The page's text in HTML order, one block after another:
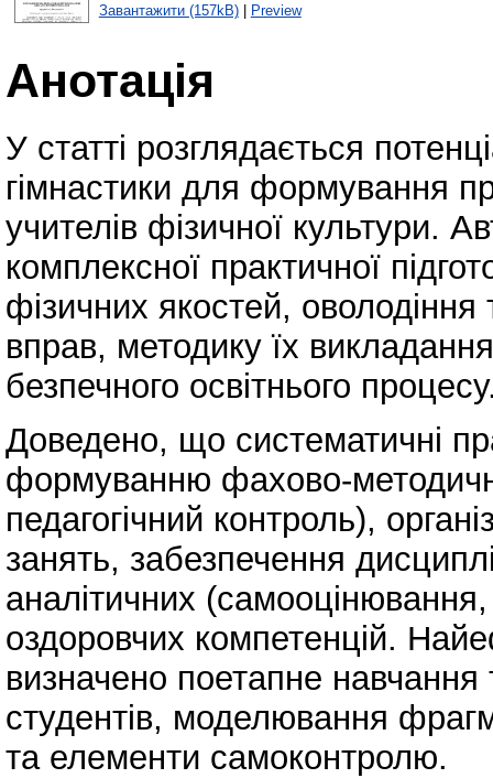
Завантажити (157kB)| Preview
Анотація
У статті розглядається
гімнастики для формування
учителів фізичної культури.
комплексної практичної
фізичних якостей,
вправ, методику їх
безпечного освітнього
Доведено, що систематичні
формуванню фахово-
педагогічний контроль),
занять, забезпечення
аналітичних
оздоровчих компетенцій.
визначено поетапне
студентів, моделювання
та елементи самоконтролю.